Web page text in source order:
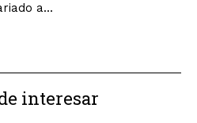
a...
interesar